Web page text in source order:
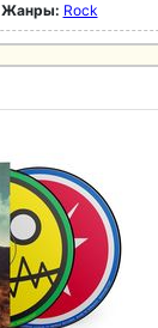
Жанры: Rock